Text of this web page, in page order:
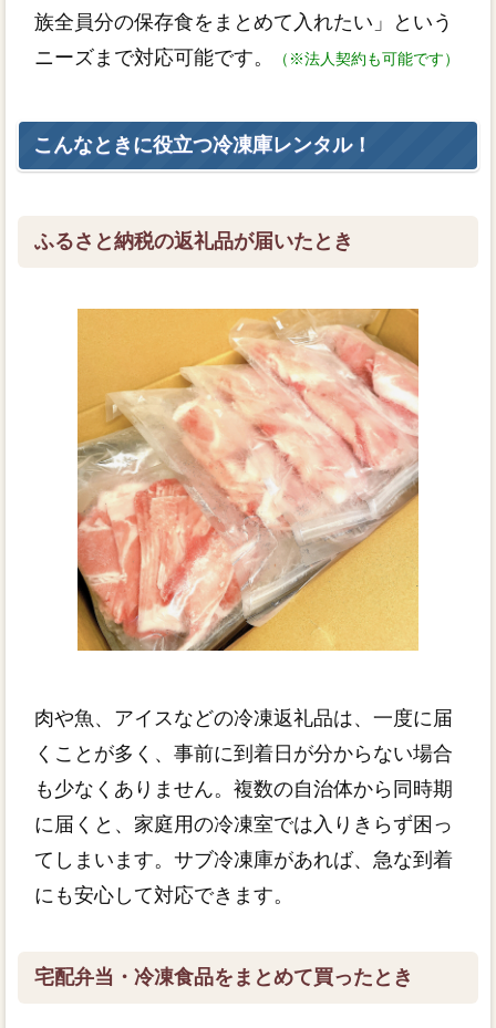
族全員分の保存食をまとめて入れたい」という
ニーズまで対応可能です。
（※法人契約も可能です）
こんなときに役立つ冷凍庫レンタル！
ふるさと納税の返礼品が届いたとき
肉や魚、アイスなどの冷凍返礼品は、一度に届
くことが多く、事前に到着日が分からない場合
も少なくありません。複数の自治体から同時期
に届くと、家庭用の冷凍室では入りきらず困っ
てしまいます。サブ冷凍庫があれば、急な到着
にも安心して対応できます。
宅配弁当・冷凍食品をまとめて買ったとき